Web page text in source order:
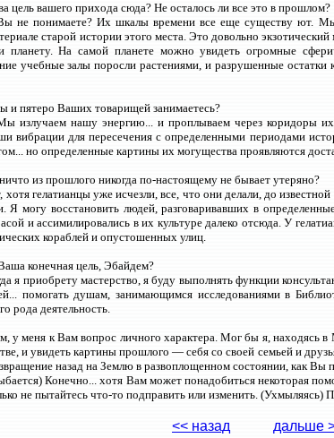
цель вашего прихода сюда? Не осталось ли все это в прошлом?
не понимаете? Их шкалы времени все еще существу ют. Мы
старой истории этого места. Это довольно
На самой планете можно увидеть огромные
учебные залы поросли растениями, и разрушенные остатки
пятеро Ваших товарищей занимаетесь?
излучаем нашу энергию... и проплываем через коридоры
вибрации для пересечения с определенными периодами
но определенные картины их могущества проявляются
из прошлого никогда по-настоящему не бывает утеряно?
гелатианцы уже исчезли, все, что они делали, до
Я могу восстановить людей, разговаривавших в
и ассимилировались в их культуре далеко отсюда. У
кораблей и опустошенных улиц.
конечная цель, Эбайдем?
я приобрету мастерство, я буду выполнять функции
помогать душам, занимающимся исследованиями в
рода деятельность.
у меня к Вам вопрос личного характера. Мог бы я, находясь
и увидеть картины прошлого — себя со своей семьей и
назад на Землю в развоплощенном состоянии, как Вы
Конечно... хотя Вам может понадобиться некоторая
не пытайтесь что-то подправить или изменить.
<< назад дальше